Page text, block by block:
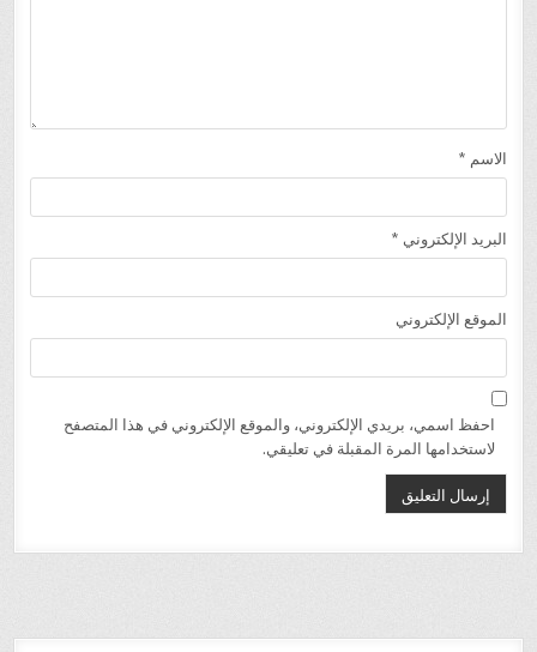
الاسم *
البريد الإلكتروني *
الموقع الإلكتروني
احفظ اسمي، بريدي الإلكتروني، والموقع الإلكتروني في هذا المتصفح
لاستخدامها المرة المقبلة في تعليقي.